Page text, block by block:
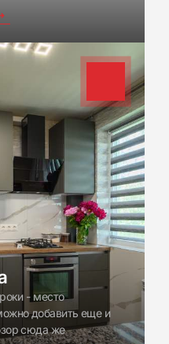
- место
добавить еще и
сюда же